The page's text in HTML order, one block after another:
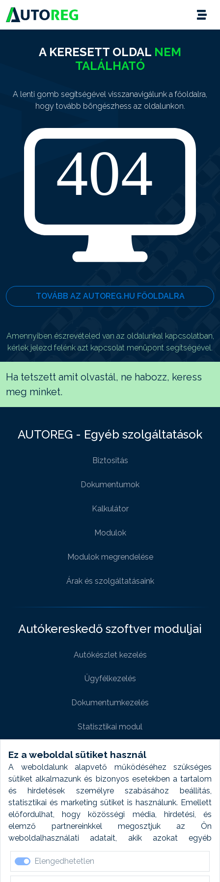
Ez a weboldal sütiket használ
A weboldalunk alapvető működéséhez szükséges
sütiket alkalmazunk és bizonyos esetekben a tartalom
és hirdetések személyre szabásához beállítás,
statisztikai és marketing sütiket is használunk. Emellett
előfordulhat, hogy közösségi média, hirdetési, és
elemző partnereinkkel megosztjuk az Ön
weboldalhasználati adatait, akik azokat egyéb
forrásokból gyűjtött adatokkal kombinálhatják. A sütik
elfogadásával kapcsolatosan naplózást végzünk és
ezen adatokat 6 hónap után automatikusan töröljük. A
Elengedhetetlen
A KERESETT OLDAL NEM
TALÁLHATÓ
A lenti gomb segítségével visszanavigálunk a főoldalra,
hogy tovább böngészhess az oldalunkon.
TOVÁBB AZ AUTOREG.HU FŐOLDALRA
Amennyiben észrevételed van az oldalunkal kapcsolatban,
kérlek jelezd felénk azt kapcsolat menüpont segítségével.
Ha tetszett amit olvastál, ne habozz, keress
meg minket.
AUTOREG - Egyéb szolgáltatások
Biztositás
Dokumentumok
Kalkulátor
Modulok
Modulok megrendelése
Árak és szolgáltatásaink
Autókereskedő szoftver moduljai
Autókészlet kezelés
Ügyfélkezelés
Dokumentumkezelés
Statisztikai modul
Weboldal modul
Fényképtár extra modul
Autómosó modul
Feladatütemezés